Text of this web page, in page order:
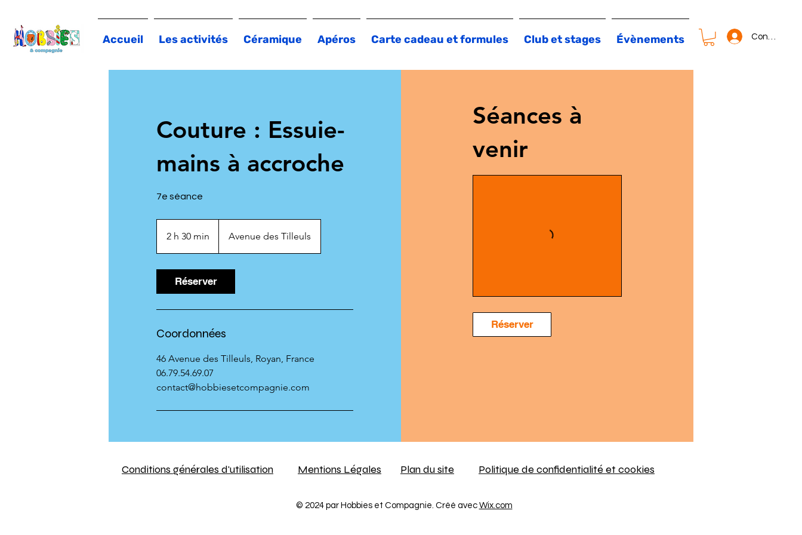
Accueil Les activités Céramique Apéros Carte cadeau et formules Club et stages Évènements Connexion
Couture : Essuie-
mains à accroche
7e séance
2 h 30 min
0
m
i
Avenue des Tilleuls
Réserver
Coordonnées
46 Avenue des Tilleuls, Royan, France
06.79.54.69.07
contact@hobbiesetcompagnie.com
Séances à
venir
Réserver
Conditions générales d'utilisation Mentions Légales Plan du site Politique de confidentialité et cookies
© 2024 par Hobbies et Compagnie. Créé avec Wix.com